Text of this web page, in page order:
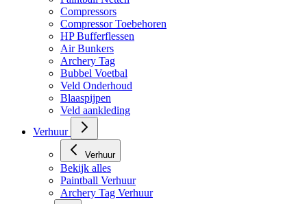
Compressors
Compressor Toebehoren
HP Bufferflessen
Air Bunkers
Archery Tag
Bubbel Voetbal
Veld Onderhoud
Blaaspijpen
Veld aankleding
Verhuur
Verhuur
Bekijk alles
Paintball Verhuur
Archery Tag Verhuur